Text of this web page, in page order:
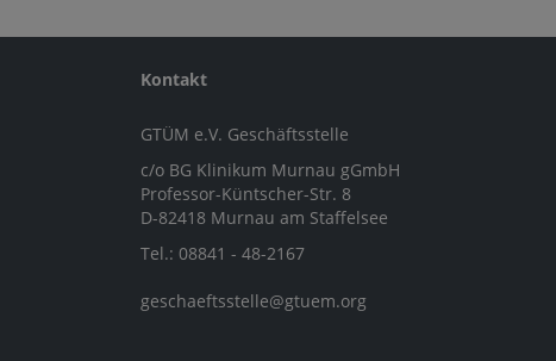
Kontakt
GTÜM e.V. Geschäftsstelle
c/o BG Klinikum Murnau gGmbH
Professor-Küntscher-Str. 8
D-82418 Murnau am Staffelsee
Tel.: 08841 - 48-2167
geschaeftsstelle@gtuem.org